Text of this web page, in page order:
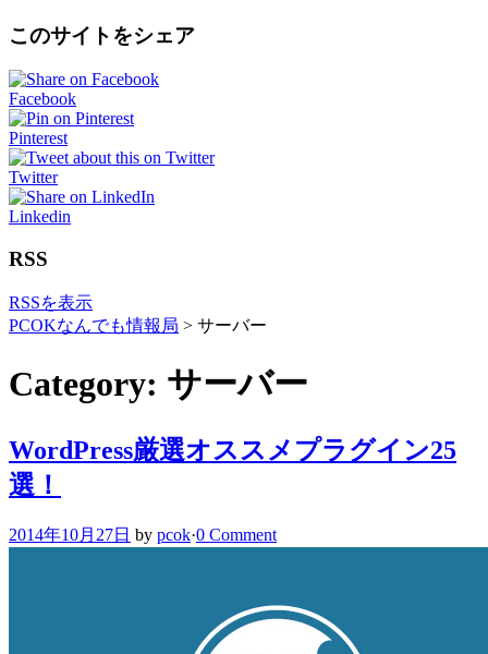
このサイトをシェア
Facebook
Pinterest
Twitter
Linkedin
RSS
RSSを表示
PCOKなんでも情報局 > サーバー
Category: サーバー
WordPress厳選オススメプラグイン25
選！
2014年10月27日 by pcok·0 Comment